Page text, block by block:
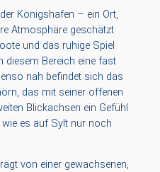
Königshafen – ein Ort,
Atmosphäre geschätzt
und das ruhige Spiel
diesem Bereich eine fast
nah befindet sich das
das mit seiner offenen
Blickachsen ein Gefühl
es auf Sylt nur noch
von einer gewachsenen,